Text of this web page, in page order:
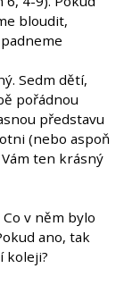
bloudit,
Sedm dětí,
pořádnou
představu
(nebo aspoň
ten krásný
v něm bylo
ano, tak
koleji?